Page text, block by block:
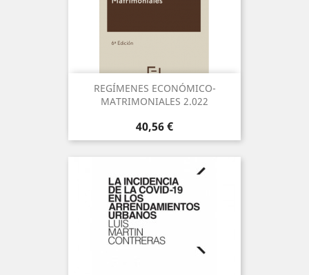
REGÍMENES ECONÓMICO-
MATRIMONIALES 2.022
Precio
40,56 €